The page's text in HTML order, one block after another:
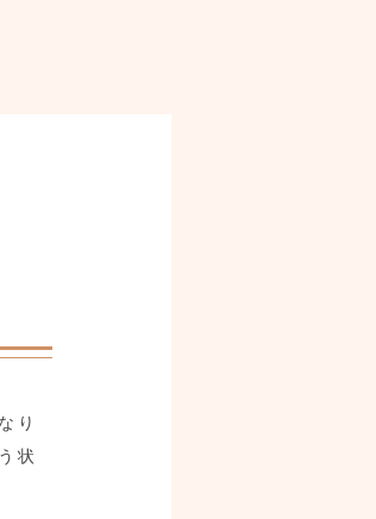
り
状